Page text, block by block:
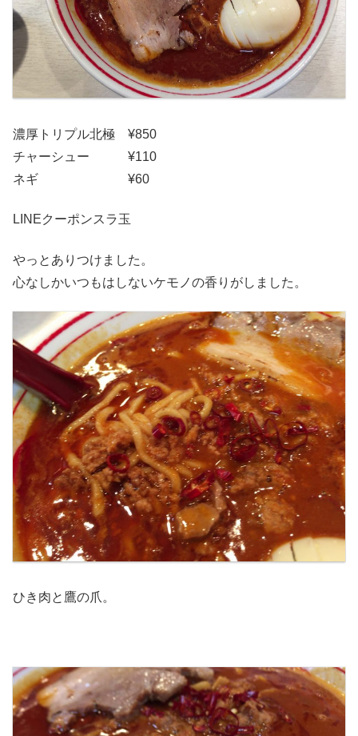
濃厚トリプル北極 ¥850
チャーシュー ¥110
ネギ ¥60
LINEクーポンスラ玉
やっとありつけました。
心なしかいつもはしないケモノの香りがしました。
ひき肉と鷹の爪。